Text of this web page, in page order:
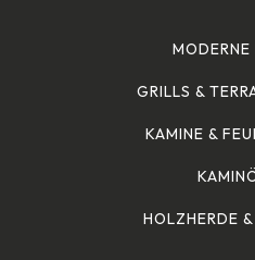
MODERNE
GRILLS &
KAMINE &
HOLZHERDE